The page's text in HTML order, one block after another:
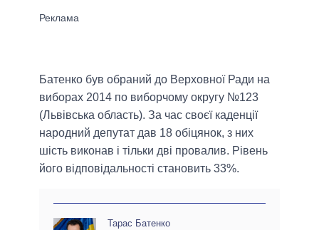
Батенко був обраний до Верховної Ради на
виборах 2014 по виборчому округу №123
(Львівська область). За час своєї каденції
народний депутат дав 18 обіцянок, з них
шість виконав і тільки дві провалив. Рівень
його відповідальності становить 33%.
Тарас Батенко